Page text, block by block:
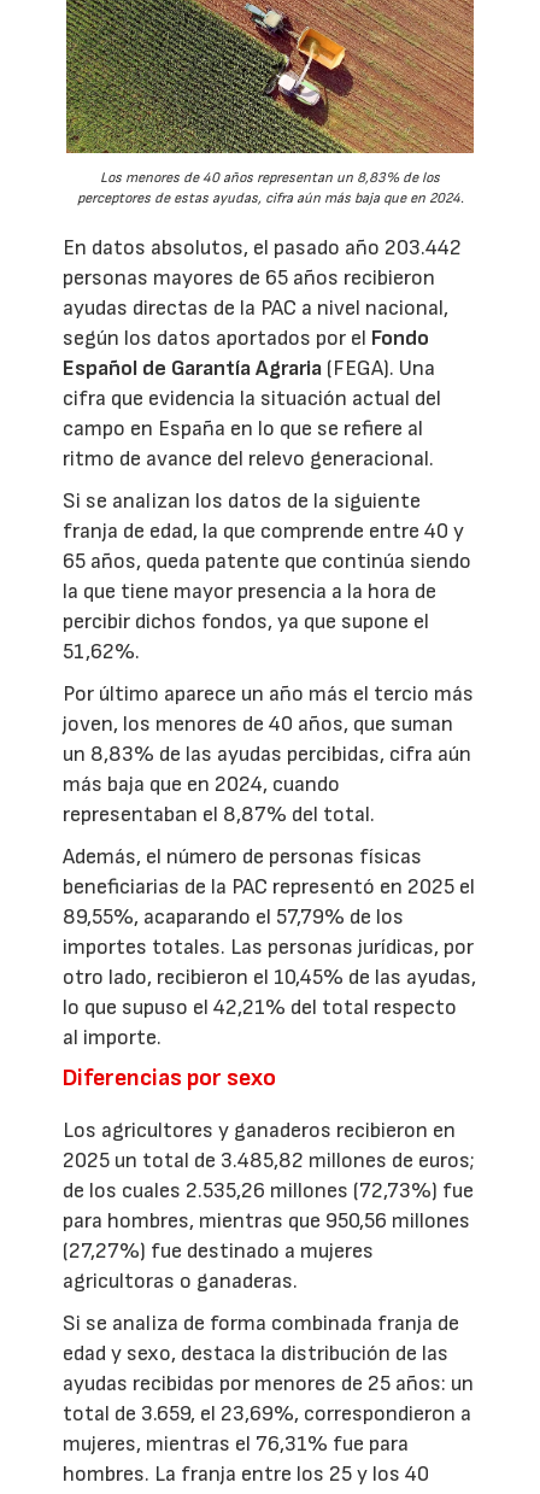
Los menores de 40 años representan un 8,83% de los
perceptores de estas ayudas, cifra aún más baja que en 2024.
En datos absolutos, el pasado año 203.442
personas mayores de 65 años recibieron
ayudas directas de la PAC a nivel nacional,
según los datos aportados por el Fondo
Español de Garantía Agraria (FEGA). Una
cifra que evidencia la situación actual del
campo en España en lo que se refiere al
ritmo de avance del relevo generacional.
Si se analizan los datos de la siguiente
franja de edad, la que comprende entre 40 y
65 años, queda patente que continúa siendo
la que tiene mayor presencia a la hora de
percibir dichos fondos, ya que supone el
51,62%.
Por último aparece un año más el tercio más
joven, los menores de 40 años, que suman
un 8,83% de las ayudas percibidas, cifra aún
más baja que en 2024, cuando
representaban el 8,87% del total.
Además, el número de personas físicas
beneficiarias de la PAC representó en 2025 el
89,55%, acaparando el 57,79% de los
importes totales. Las personas jurídicas, por
otro lado, recibieron el 10,45% de las ayudas,
lo que supuso el 42,21% del total respecto
al importe.
Diferencias por sexo
Los agricultores y ganaderos recibieron en
2025 un total de 3.485,82 millones de euros;
de los cuales 2.535,26 millones (72,73%) fue
para hombres, mientras que 950,56 millones
(27,27%) fue destinado a mujeres
agricultoras o ganaderas.
Si se analiza de forma combinada franja de
edad y sexo, destaca la distribución de las
ayudas recibidas por menores de 25 años: un
total de 3.659, el 23,69%, correspondieron a
mujeres, mientras el 76,31% fue para
hombres. La franja entre los 25 y los 40